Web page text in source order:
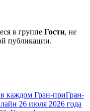
в группе Гости, не
публикации.
каждом Гран-приГран-
26 июля 2026 года